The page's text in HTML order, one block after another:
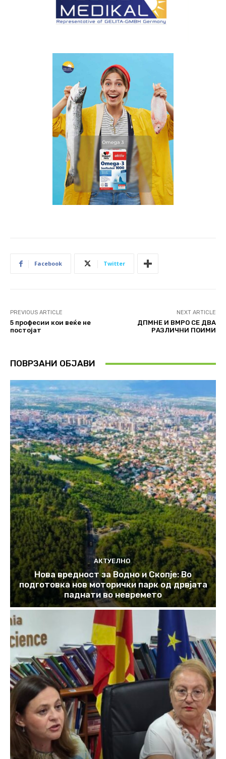
Facebook Twitter
PREVIOUS ARTICLE
5 професии кои веќе не
постојат
NEXT ARTICLE
ДПМНЕ И ВМРО СЕ ДВА
РАЗЛИЧНИ ПОИМИ
ПОВРЗАНИ ОБЈАВИ
АКТУЕЛНО
Нова вредност за Водно и Скопје: Во
подготовка нов моторички парк од дрвјата
паднати во невремето